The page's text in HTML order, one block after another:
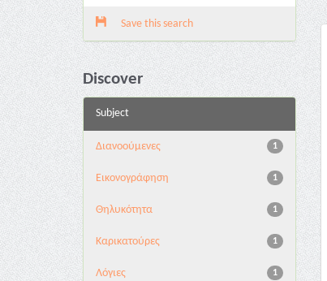
Save this search
Discover
Subject
1
Διανoούμενες
1
Εικονογράφηση
1
Θηλυκότητα
1
Καρικατούρες
1
Λόγιες